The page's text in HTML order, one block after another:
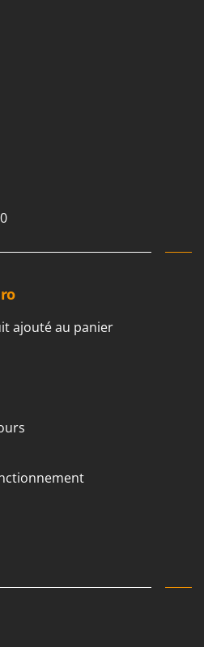
ajouté au panier